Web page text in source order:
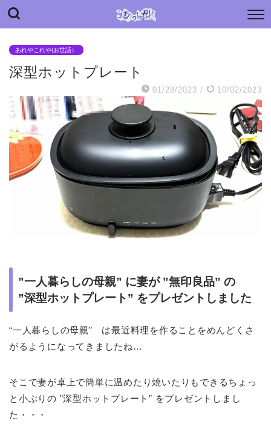
“こあっぱれ” blog
あれやこれや(お世話）
深型ホットプレート
01/28/2023 / 10/02/2023
”一人暮らしの母親” に妻が ”無印良品” の
”深型ホットプレート” をプレゼントしました
“一人暮らしの母親” は最近料理を作ることをめんどくさ
がるようになってきましたね…
そこで妻が卓上で簡単に温めたり焼いたりもできるちょっ
と小ぶりの ”深型ホットプレート” をプレゼントしまし
た・・・